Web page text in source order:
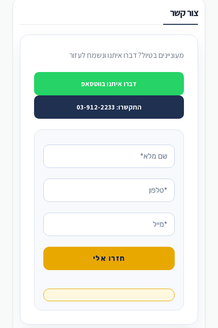
צור קשר
מעוניינים בטיול? דברו איתנו ונשמח לעזור
דברו איתנו בווטסאפ
התקשרו: 03-912-2233